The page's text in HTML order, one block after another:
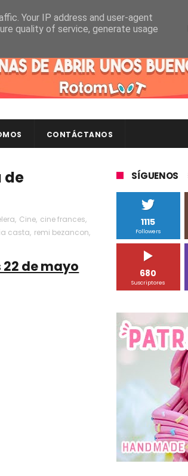
CONTÁCTANOS
de
, Cine, cine frances,
casta, remi bezancon,
de mayo
SÍGUENOS
1115
Followers
680
Suscriptores
Your IP address and user-agent
quality of service, generate usage